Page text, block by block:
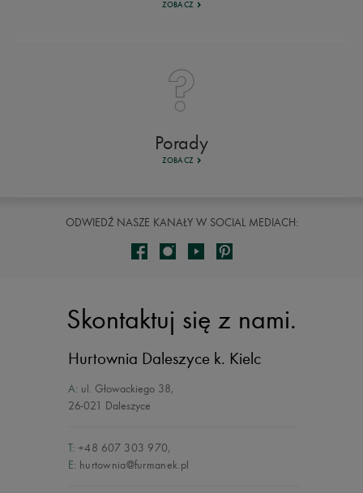
ZOBACZ
Porady
ZOBACZ
ODWIEDŹ NASZE KANAŁY W SOCIAL MEDIACH:
Skontaktuj się z nami.
Hurtownia Daleszyce k. Kielc
A: ul. Głowackiego 38,
26-021 Daleszyce
T: +48 607 303 970,
E: hurtownia@furmanek.pl